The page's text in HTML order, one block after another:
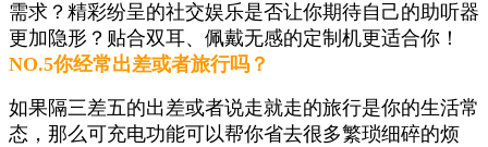
需求？精彩纷呈的社交娱乐是否让你期待自己的助听器
更加隐形？贴合双耳、佩戴无感的定制机更适合你！
NO.5你经常出差或者旅行吗？
如果隔三差五的出差或者说走就走的旅行是你的生活常
态，那么可充电功能可以帮你省去很多繁琐细碎的烦